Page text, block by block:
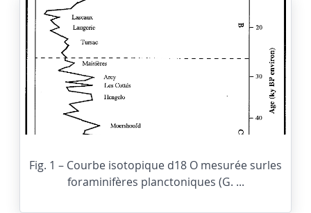
Fig. 1 – Courbe isotopique d18 O mesurée surles
foraminifères planctoniques (G. ...